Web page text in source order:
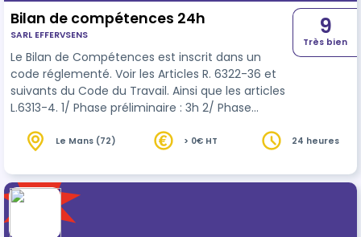
Bilan de compétences 24h
SARL EFFERVSENS
Le Bilan de Compétences est inscrit dans un
code réglementé. Voir les Articles R. 6322-36 et
suivants du Code du Travail. Ainsi que les articles
L.6313-4. 1/ Phase préliminaire : 3h 2/ Phase
suivi : 3h
9
Très bien
Le Mans (72) > 0€ HT 24 heures